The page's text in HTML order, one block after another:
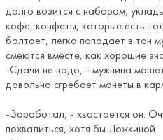
долго возится с набором,
кофе, конфеты, которые есть
болтает, легко попадает в тон
смеются вместе, как хорошие
-Сдачи не надо, - мужчина
довольно сгребает монеты в
-Заработал, - хвастается он.
похвалиться, хотя бы Ложкиной.